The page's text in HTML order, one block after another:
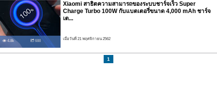
4.8k 688
Xiaomi สาธิตความสามารถของระบบชาร์จเร็ว Super
Charge Turbo 100W กับแบตเตอรี่ขนาด 4,000 mAh ชาร์จ
เต...
เมื่อวันที่ 21 พฤศจิกายน 2562
1